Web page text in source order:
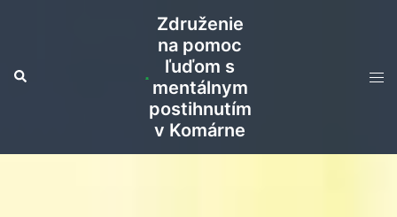
Search
Združenie
na pomoc
ľuďom s
mentálnym
postihnutím
v Komárne